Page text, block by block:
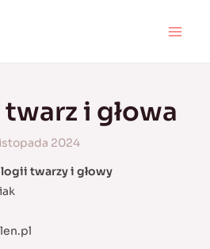
twarz i głowa
2024
twarzy i głowy